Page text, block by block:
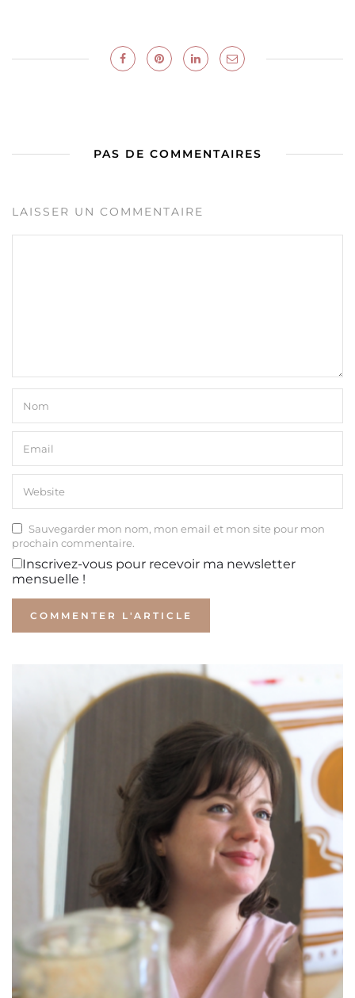
PAS DE COMMENTAIRES
LAISSER UN COMMENTAIRE
Sauvegarder mon nom, mon email et mon site pour mon
prochain commentaire.
Inscrivez-vous pour recevoir ma newsletter
mensuelle !